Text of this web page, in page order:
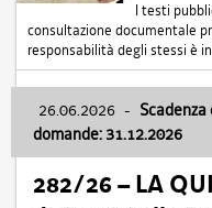
I testi
consultazione documentale
responsabilità degli stessi è
26.06.2026 -
domande: 31.12.2026
282/26 – LA